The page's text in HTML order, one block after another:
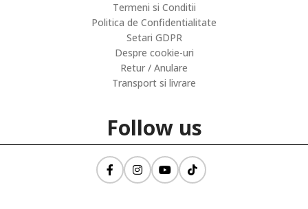
Termeni si Conditii
Politica de Confidentialitate
Setari GDPR
Despre cookie-uri
Retur / Anulare
Transport si livrare
Follow us